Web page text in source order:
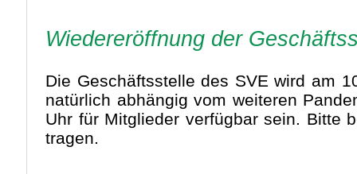
Wiedereröffnung der
Die Geschäftsstelle des SVE wird am
natürlich abhängig vom weiteren
Uhr für Mitglieder verfügbar sein. Bitte
tragen.